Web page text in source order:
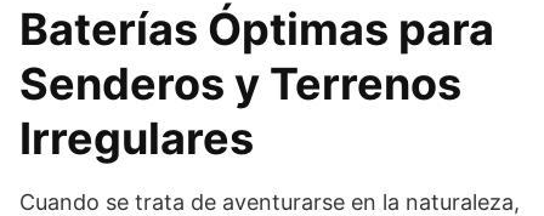
Baterías Óptimas para
Senderos y Terrenos
Irregulares
Cuando se trata de aventurarse en la naturaleza,